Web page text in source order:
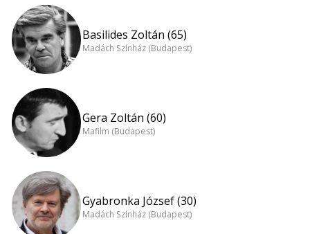
Basilides Zoltán (65)
Madách Színház (Budapest)
Gera Zoltán (60)
Mafilm (Budapest)
Gyabronka József (30)
Madách Színház (Budapest)